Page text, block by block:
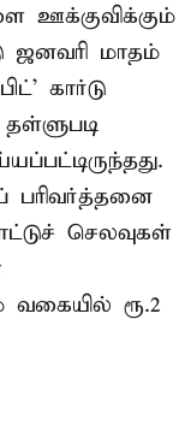
ஊக்குவிக்கும்
ஜனவரி மாதம்
கார்டு
பரிவர்த்தனை
செலவுகள்
வகையில் ரூ.2